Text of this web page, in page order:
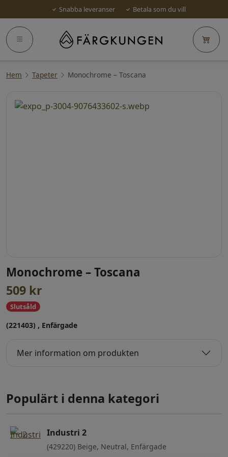
Snabba leveranser Betala som du vill
Hem Tapeter Monochrome – Toscana
Monochrome – Toscana
509 kr
Slutsåld
(221403) , Enfärgade
Mer information om produkten
Populärt i denna kategori
Industri 2
(429220) Beige, Neutral, Enfärgade